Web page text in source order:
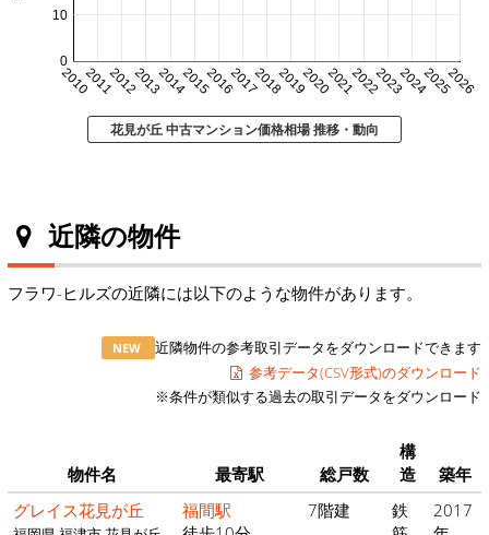
20102011201220132014201520162017201820192020202120222023202420252026
0
10
花見が丘 中古マンション価格相場 推移・動向
近隣の物件
フラワ-ヒルズの近隣には以下のような物件があります。
NEW
近隣物件の参考取引データをダウンロードできます
参考データ(CSV形式)のダウンロード
※条件が類似する過去の取引データをダウンロード
物件名 最寄駅 総戸数
構
造
築年
グレイス花見が丘
福間駅
7階建
鉄
2017